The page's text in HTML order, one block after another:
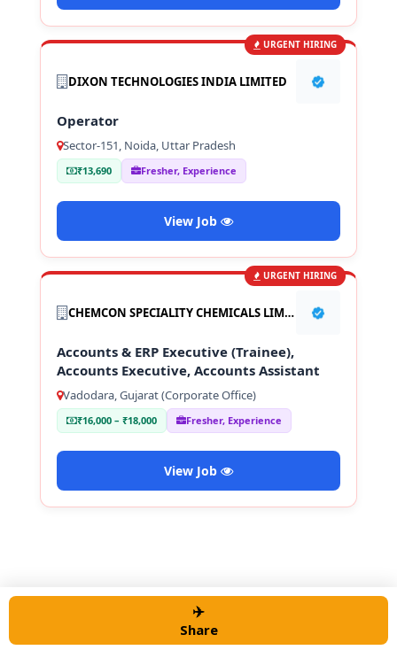
✈️
Share
URGENT HIRING
DIXON TECHNOLOGIES INDIA LIMITED
Operator
Sector-151, Noida, Uttar Pradesh
₹13,690 Fresher, Experience
View Job
URGENT HIRING
CHEMCON SPECIALITY CHEMICALS LIMITED
Accounts & ERP Executive (Trainee),
Accounts Executive, Accounts Assistant
Vadodara, Gujarat (Corporate Office)
₹16,000 – ₹18,000 Fresher, Experience
View Job
© 2026 Alert job Portal• Built with